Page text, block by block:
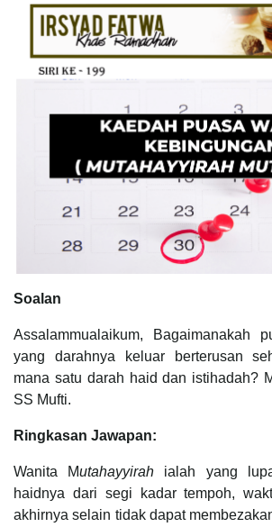
Soalan
Assalammualaikum, Bagaimanakah
yang darahnya keluar berterusan
mana satu darah haid dan istihadah?
SS Mufti.
Ringkasan Jawapan:
Wanita Mutahayyirah ialah yang
haidnya dari segi kadar tempoh,
akhirnya selain tidak dapat